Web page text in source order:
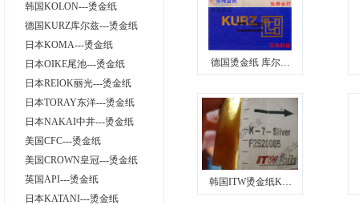
韩国KOLON---烫金纸
德国KURZ库尔兹---烫金纸
日本KOMA---烫金纸
日本OIKE尾池---烫金纸
日本REIOK丽光---烫金纸
日本TORAY东洋---烫金纸
日本NAKAI中井---烫金纸
美国CFC---烫金纸
美国CROWN皇冠---烫金纸
英国API---烫金纸
日本KATANI---烫金纸
德国烫金纸 库尔…
韩国ITW烫金纸K…